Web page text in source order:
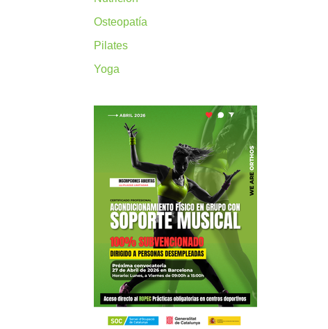
Osteopatía
Pilates
Yoga